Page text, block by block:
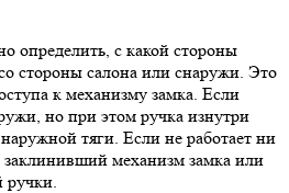
определить, с какой стороны
стороны салона или снаружи. Это
к механизму замка. Если
но при этом ручка изнутри
тяги. Если не работает ни
механизм замка или
ручки.